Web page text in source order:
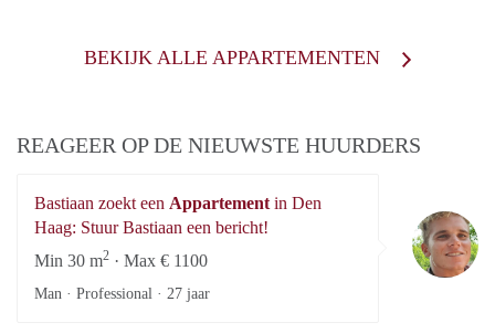
BEKIJK ALLE APPARTEMENTEN
REAGEER OP DE NIEUWSTE HUURDERS
Bastiaan zoekt een Appartement in Den
Haag: Stuur Bastiaan een bericht!
Min 30 m2 · Max € 1100
Man · Professional · 27 jaar